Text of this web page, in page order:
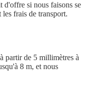
d'offre si nous faisons se
les frais de transport.
partir de 5 millimètres à
8 m, et nous